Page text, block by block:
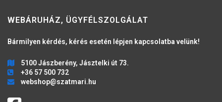
WEBÁRUHÁZ, ÜGYFÉLSZOLGÁLAT
Bármilyen kérdés, kérés esetén lépjen kapcsolatba velünk!
5100 Jászberény, Jásztelki út 73.
+36 57 500 732
webshop@szatmari.hu